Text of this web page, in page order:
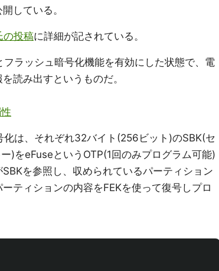
している。
の投稿に詳細が記されている。
ラッシュ暗号化機能を有効にした状態で、電
読み出すというものだ。
は、それぞれ32バイト(256ビット)のSBK(セ
)をeFuseというOTP(1回のみプログラム可能)
を参照し、収められているパーティション
ティションの内容をFEKを使って復号しプロ